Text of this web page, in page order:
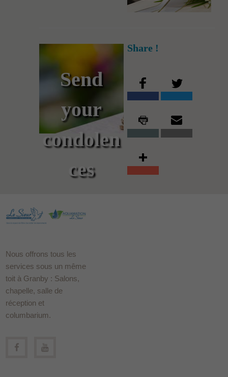
Send
your
condolen
ces
Share !
Nous offrons tous les
services sous un même
toit à Granby : Salons,
chapelle, salle de
réception et
columbarium.